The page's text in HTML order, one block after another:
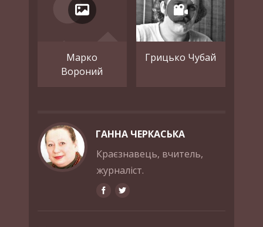
Марко
Вороний
Грицько Чубай
ГАННА ЧЕРКАСЬКА
Краєзнавець, вчитель,
журналіст.